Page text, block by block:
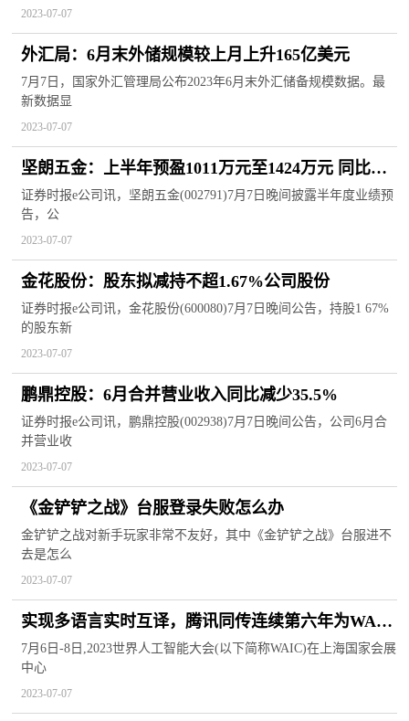
2023-07-07
外汇局：6月末外储规模较上月上升165亿美元
7月7日，国家外汇管理局公布2023年6月末外汇储备规模数据。最
新数据显
2023-07-07
坚朗五金：上半年预盈1011万元至1424万元 同比扭
亏
证券时报e公司讯，坚朗五金(002791)7月7日晚间披露半年度业绩预
告，公
2023-07-07
金花股份：股东拟减持不超1.67%公司股份
证券时报e公司讯，金花股份(600080)7月7日晚间公告，持股1 67%
的股东新
2023-07-07
鹏鼎控股：6月合并营业收入同比减少35.5%
证券时报e公司讯，鹏鼎控股(002938)7月7日晚间公告，公司6月合
并营业收
2023-07-07
《金铲铲之战》台服登录失败怎么办
金铲铲之战对新手玩家非常不友好，其中《金铲铲之战》台服进不
去是怎么
2023-07-07
实现多语言实时互译，腾讯同传连续第六年为WAIC
提供AI翻译服务
7月6日-8日,2023世界人工智能大会(以下简称WAIC)在上海国家会展
中心
2023-07-07